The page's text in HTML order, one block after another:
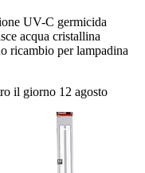
UV-C germicida
acqua cristallina
ricambio per lampadina
il giorno 12 agosto